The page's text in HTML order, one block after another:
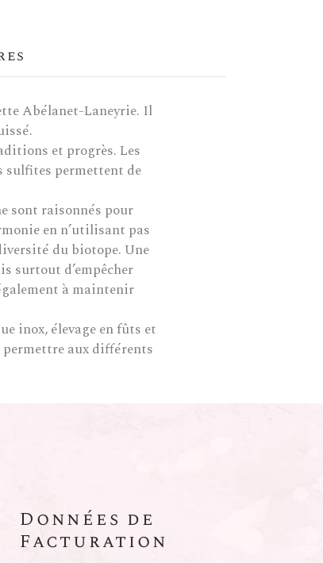
Abélanet-Laneyrie. Il
et progrès. Les
sulfites permettent de
sont raisonnés pour
en n’utilisant pas
du biotope. Une
surtout d’empêcher
à maintenir
inox, élevage en fûts et
permettre aux différents
Données de
Facturation